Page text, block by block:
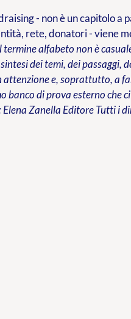
- non è un capitolo
rete, donatori - viene
termine alfabeto non è
dei temi, dei passaggi,
e, soprattutto, a
banco di prova esterno
Elena Zanella EditoreTutti i